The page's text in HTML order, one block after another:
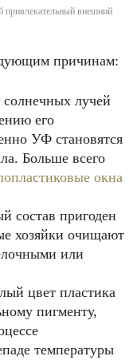
привлекательный внешний
причинам:
лучей
его
УФ становятся
Больше всего
окна
состав пригоден
хозяйки очищают
или
цвет пластика
пигменту,
температуры